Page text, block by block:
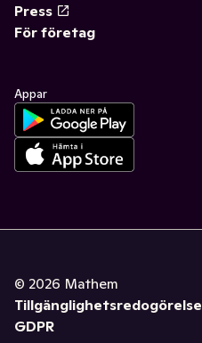
Press
För företag
Appar
© 2026 Mathem
Tillgänglighetsredogörelse
GDPR